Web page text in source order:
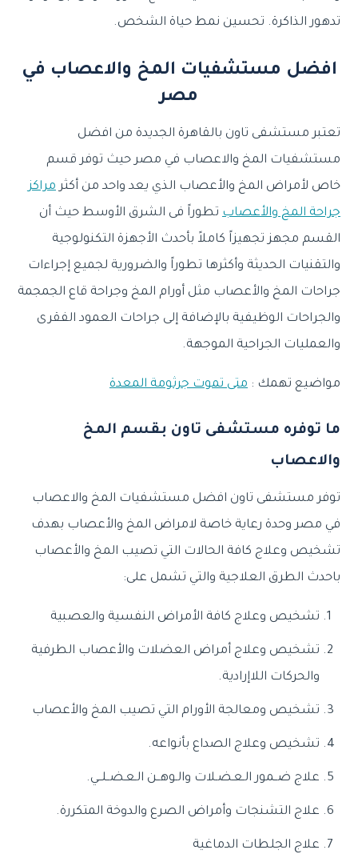
تدهور الذاكرة. تحسين نمط حياة الشخص.
افضل مستشفيات المخ والاعصاب في
مصر
تعتبر مستشفى تاون بالقاهرة الجديدة من افضل
مستشفيات المخ والاعصاب في مصر حيث توفر قسم
خاص لأمراض المخ والأعصاب الذي يعد واحد من أكثرمراكز
جراحة المخ والأعصاب تطوراً فى الشرق الأوسط حيث أن
القسم مجهز تجهيزاً كاملاً بأحدث الأجهزة التكنولوجية
والتقنيات الحديثة وأكثرها تطوراً والضرورية لجميع إجراءات
جراحات المخ والأعصاب مثل أورام المخ وجراحة قاع الجمجمة
والجراحات الوظيفية بالإضافة إلى جراحات العمود الفقرى
والعمليات الجراحية الموجهة.
مواضيع تهمك : متى تموت جرثومة المعدة
ما توفره مستشفى تاون بقسم المخ
والاعصاب
توفر مستشفى تاون افضل مستشفيات المخ والاعصاب
في مصر وحدة رعاية خاصة لامراض المخ والأعصاب بهدف
تشخيص وعلاج كافة الحالات التي تصيب المخ والأعصاب
باحدث الطرق العلاجية والتي تشمل على:
تشخيص وعلاج كافة الأمراض النفسية والعصبية
تشخيص وعلاج أمراض العضلات والأعصاب الطرفية
والحركات اللاإرادية.
تشخيص ومعالجة الأورام التي تصيب المخ والأعصاب
تشخيص وعلاج الصداع بأنواعه.
علاج ضــمور الـعـضـلات والـوهــن الـعـضــلــي.
علاج التشنجات وأمراض الصرع والدوخة المتكررة.
علاج الجلطات الدماغية